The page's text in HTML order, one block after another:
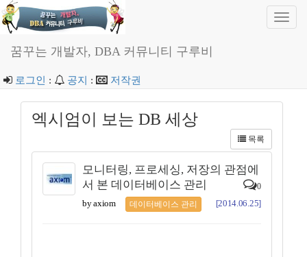
꿈꾸는 개발자, DBA 커뮤니티 구루비
로그인 : 공지 : 저작권
엑시엄이 보는 DB 세상
목록
모니터링, 프로세싱, 저장의 관점에
서 본 데이터베이스 관리
0
by axiom 데이터베이스 관리 [2014.06.25]